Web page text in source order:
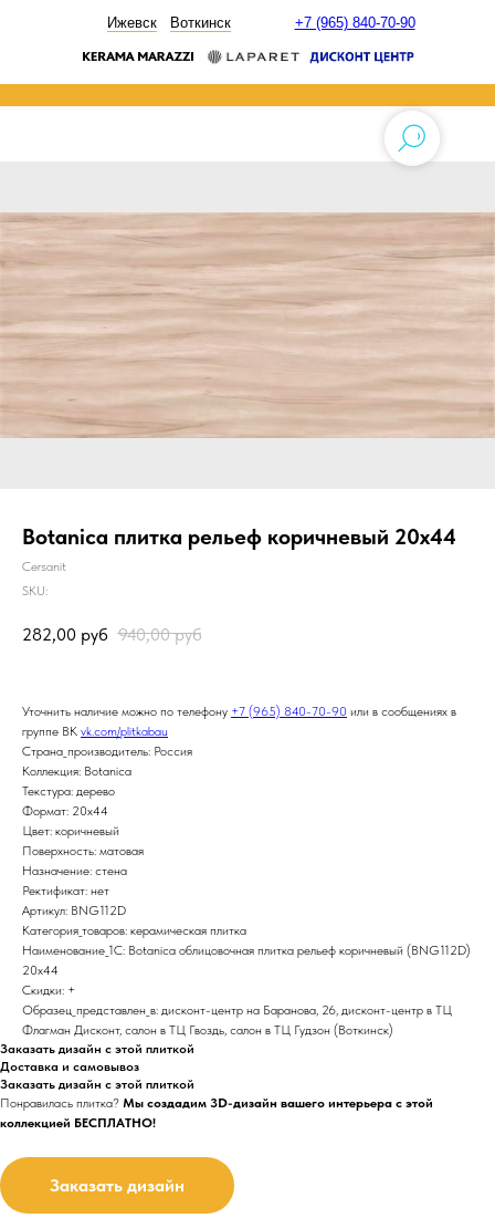
+7 (965) 840-70-90
Ижевск Воткинск
Botanica плитка рельеф коричневый 20x44
Cersanit
SKU:
282,00 руб 940,00 руб
Уточнить наличие можно по телефону +7 (965) 840-70-90 или в сообщениях в
группе ВК vk.com/plitkabau
Страна_производитель: Россия
Коллекция: Botanica
Текстура: дерево
Формат: 20x44
Цвет: коричневый
Поверхность: матовая
Назначение: стена
Ректификат: нет
Артикул: BNG112D
Категория_товаров: керамическая плитка
Наименование_1С: Botanica облицовочная плитка рельеф коричневый (BNG112D)
20x44
Скидки: +
Образец_представлен_в: дисконт-центр на Баранова, 26, дисконт-центр в ТЦ
Флагман Дисконт, салон в ТЦ Гвоздь, салон в ТЦ Гудзон (Воткинск)
Заказать дизайн с этой плиткой
Доставка и самовывоз
Заказать дизайн с этой плиткой
Понравилась плитка? Мы создадим 3D-дизайн вашего интерьера с этой
коллекцией БЕСПЛАТНО!
Заказать дизайн